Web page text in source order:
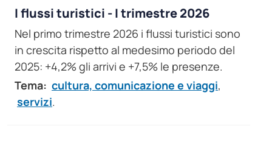
I flussi turistici - I trimestre 2026
Nel primo trimestre 2026 i flussi turistici sono
in crescita rispetto al medesimo periodo del
2025: +4,2% gli arrivi e +7,5% le presenze.
Tema: cultura, comunicazione e viaggi,
servizi.